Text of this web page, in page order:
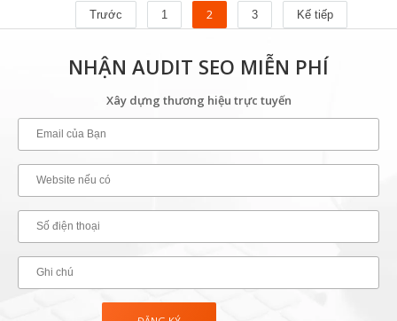
Trước 1 2 3 Kế tiếp
NHẬN AUDIT SEO MIỄN PHÍ
Xây dựng thương hiệu trực tuyến